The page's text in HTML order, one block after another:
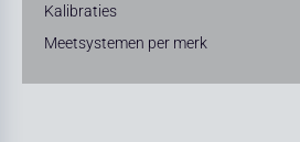
Kalibraties
Meetsystemen per merk